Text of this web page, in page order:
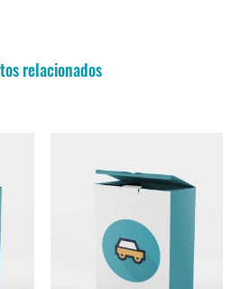
relacionados